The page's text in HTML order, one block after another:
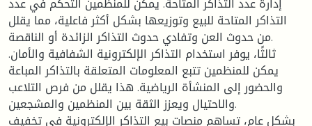
التذاكر المتاحة للبيع وتوزيعها بشكل أكثر فاعلية، مما يقلل
من حدوث العن وتفادي حدوث التذاكر الزائدة أو الناقصة.
ثالثًا، يوفر استخدام التذاكر الإلكترونية الشفافية والأمان.
يمكن للمنظمين تتبع المعلومات المتعلقة بالتذاكر المباعة
والحضور إلى المنشأة الرياضية. هذا يقلل من فرص التلاعب
والاحتيال ويعزز الثقة بين المنظمين والمشجعين.
بشكل عام، تساهم منصات بيع التذاكر الإلكترونية في تخفيف